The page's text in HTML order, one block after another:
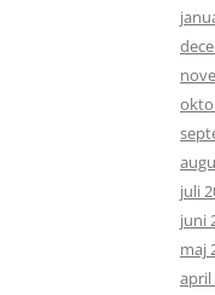
juli
juni
maj
april